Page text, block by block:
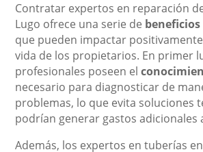
Contratar expertos en reparación
Lugo ofrece una serie de
que pueden impactar
vida de los propietarios. En primer
profesionales poseen el
necesario para diagnosticar de
problemas, lo que evita soluciones
podrían generar gastos adicionales
Además, los expertos en tuberías